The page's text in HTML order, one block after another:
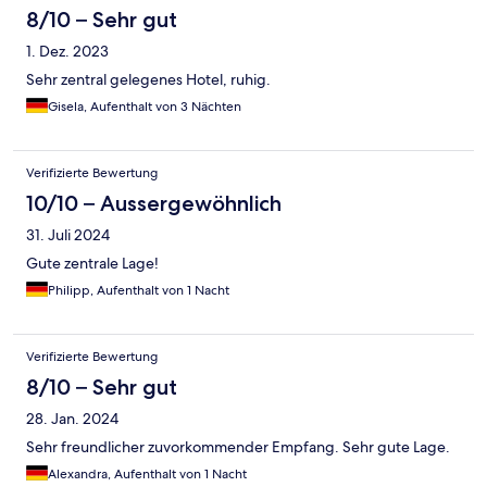
8/10 – Sehr gut
1. Dez. 2023
Sehr zentral gelegenes Hotel, ruhig.
Gisela, Aufenthalt von 3 Nächten
Verifizierte Bewertung
10/10 – Aussergewöhnlich
31. Juli 2024
Gute zentrale Lage!
Philipp, Aufenthalt von 1 Nacht
Verifizierte Bewertung
8/10 – Sehr gut
28. Jan. 2024
Sehr freundlicher zuvorkommender Empfang. Sehr gute Lage.
Alexandra, Aufenthalt von 1 Nacht